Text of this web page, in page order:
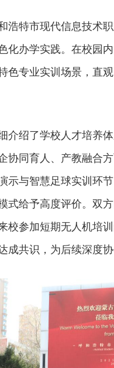
浩特市现代信息技术
化办学实践。在校园
色专业实训场景，直
介绍了学校人才培养
协同育人、产教融合
示与智慧足球实训环
式给予高度评价。双
校参加短期无人机培
成共识，为后续深度协